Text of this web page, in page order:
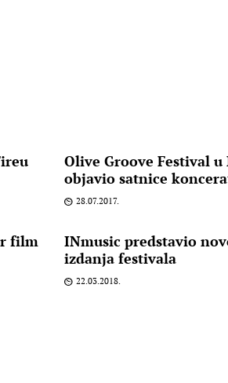
Olive Groove Festival
objavio satnice
28.07.2017.
film
INmusic predstavio
izdanja festivala
22.03.2018.